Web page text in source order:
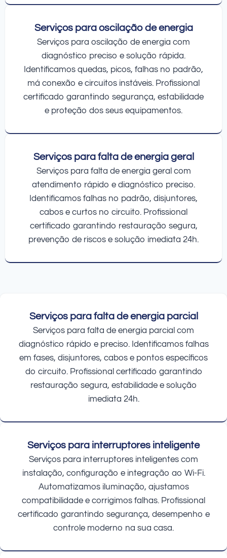
Serviços para oscilação de energia
Serviços para oscilação de energia com
diagnóstico preciso e solução rápida.
Identificamos quedas, picos, falhas no padrão,
má conexão e circuitos instáveis. Profissional
certificado garantindo segurança, estabilidade
e proteção dos seus equipamentos.
Serviços para falta de energia geral
Serviços para falta de energia geral com
atendimento rápido e diagnóstico preciso.
Identificamos falhas no padrão, disjuntores,
cabos e curtos no circuito. Profissional
certificado garantindo restauração segura,
prevenção de riscos e solução imediata 24h.
Serviços para falta de energia parcial
Serviços para falta de energia parcial com
diagnóstico rápido e preciso. Identificamos falhas
em fases, disjuntores, cabos e pontos específicos
do circuito. Profissional certificado garantindo
restauração segura, estabilidade e solução
imediata 24h.
Serviços para interruptores inteligente
Serviços para interruptores inteligentes com
instalação, configuração e integração ao Wi-Fi.
Automatizamos iluminação, ajustamos
compatibilidade e corrigimos falhas. Profissional
certificado garantindo segurança, desempenho e
controle moderno na sua casa.